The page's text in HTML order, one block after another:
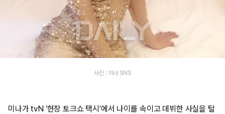
사진 : 미나 SNS
미나가 tvN ‘현장 토크쇼 택시’에서 나이를 속이고 데뷔한 사실을 털